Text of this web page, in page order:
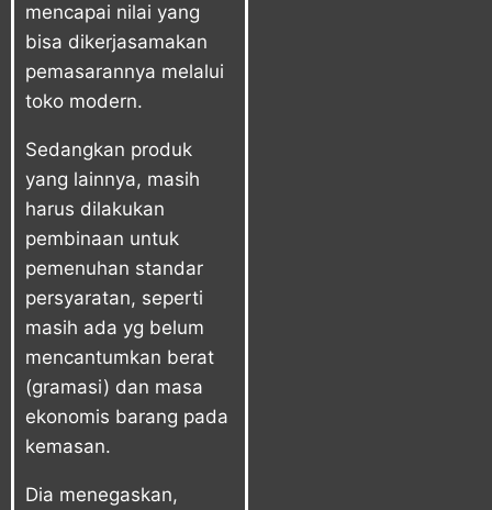
mencapai nilai yang
bisa dikerjasamakan
pemasarannya melalui
toko modern.
Sedangkan produk
yang lainnya, masih
harus dilakukan
pembinaan untuk
pemenuhan standar
persyaratan, seperti
masih ada yg belum
mencantumkan berat
(gramasi) dan masa
ekonomis barang pada
kemasan.
Dia menegaskan,